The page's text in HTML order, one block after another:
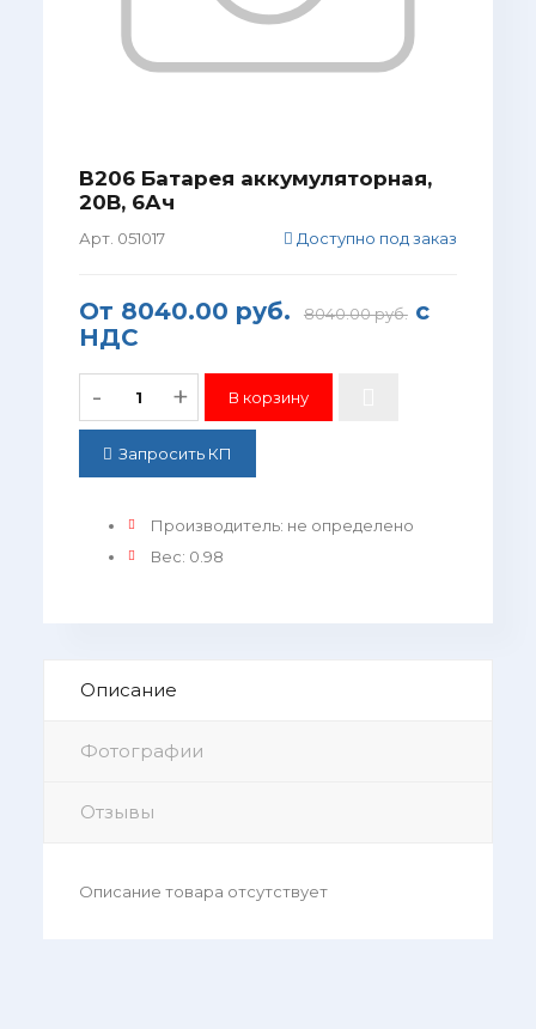
B206 Батарея аккумуляторная,
20В, 6Ач
Арт. 051017 Доступно под заказ
От 8040.00 руб. 8040.00 руб.с
НДС
- +
Запросить КП
Производитель: не определено
Вес: 0.98
Описание
Фотографии
Отзывы
Описание товара отсутствует